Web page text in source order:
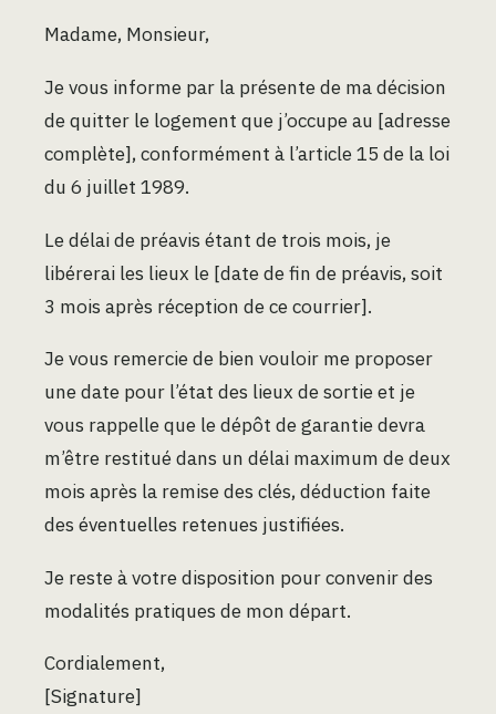
Madame, Monsieur,
Je vous informe par la présente de ma décision
de quitter le logement que j’occupe au [adresse
complète], conformément à l’article 15 de la loi
du 6 juillet 1989.
Le délai de préavis étant de trois mois, je
libérerai les lieux le [date de fin de préavis, soit
3 mois après réception de ce courrier].
Je vous remercie de bien vouloir me proposer
une date pour l’état des lieux de sortie et je
vous rappelle que le dépôt de garantie devra
m’être restitué dans un délai maximum de deux
mois après la remise des clés, déduction faite
des éventuelles retenues justifiées.
Je reste à votre disposition pour convenir des
modalités pratiques de mon départ.
Cordialement,
[Signature]